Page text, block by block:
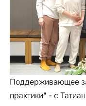
Поддерживающее
практики" - с